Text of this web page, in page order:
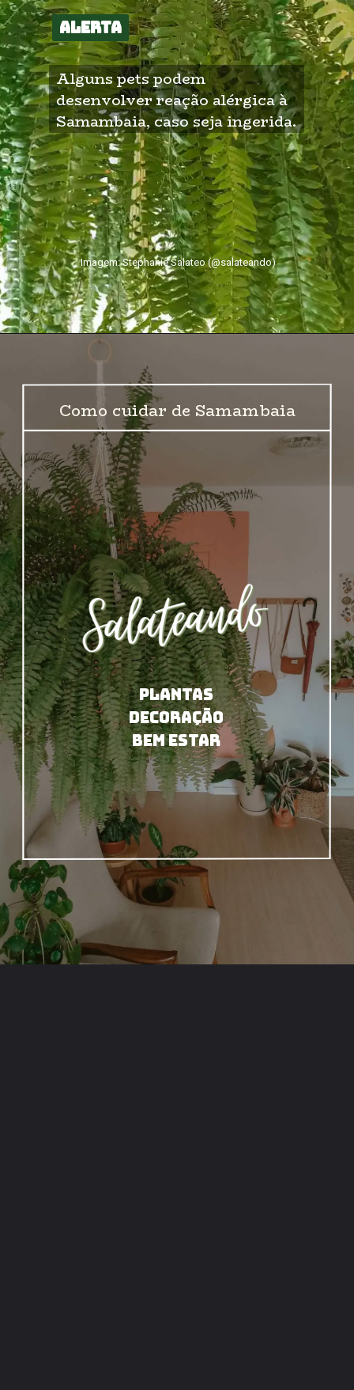
alerta
alerta
Alguns pets podem
desenvolver reação alérgica à
Samambaia, caso seja ingerida.
Imagem: Stephanie Salateo (@salateando)
Como cuidar de Samambaia
PLANTAS
DECORAÇÃO
BEM ESTAR